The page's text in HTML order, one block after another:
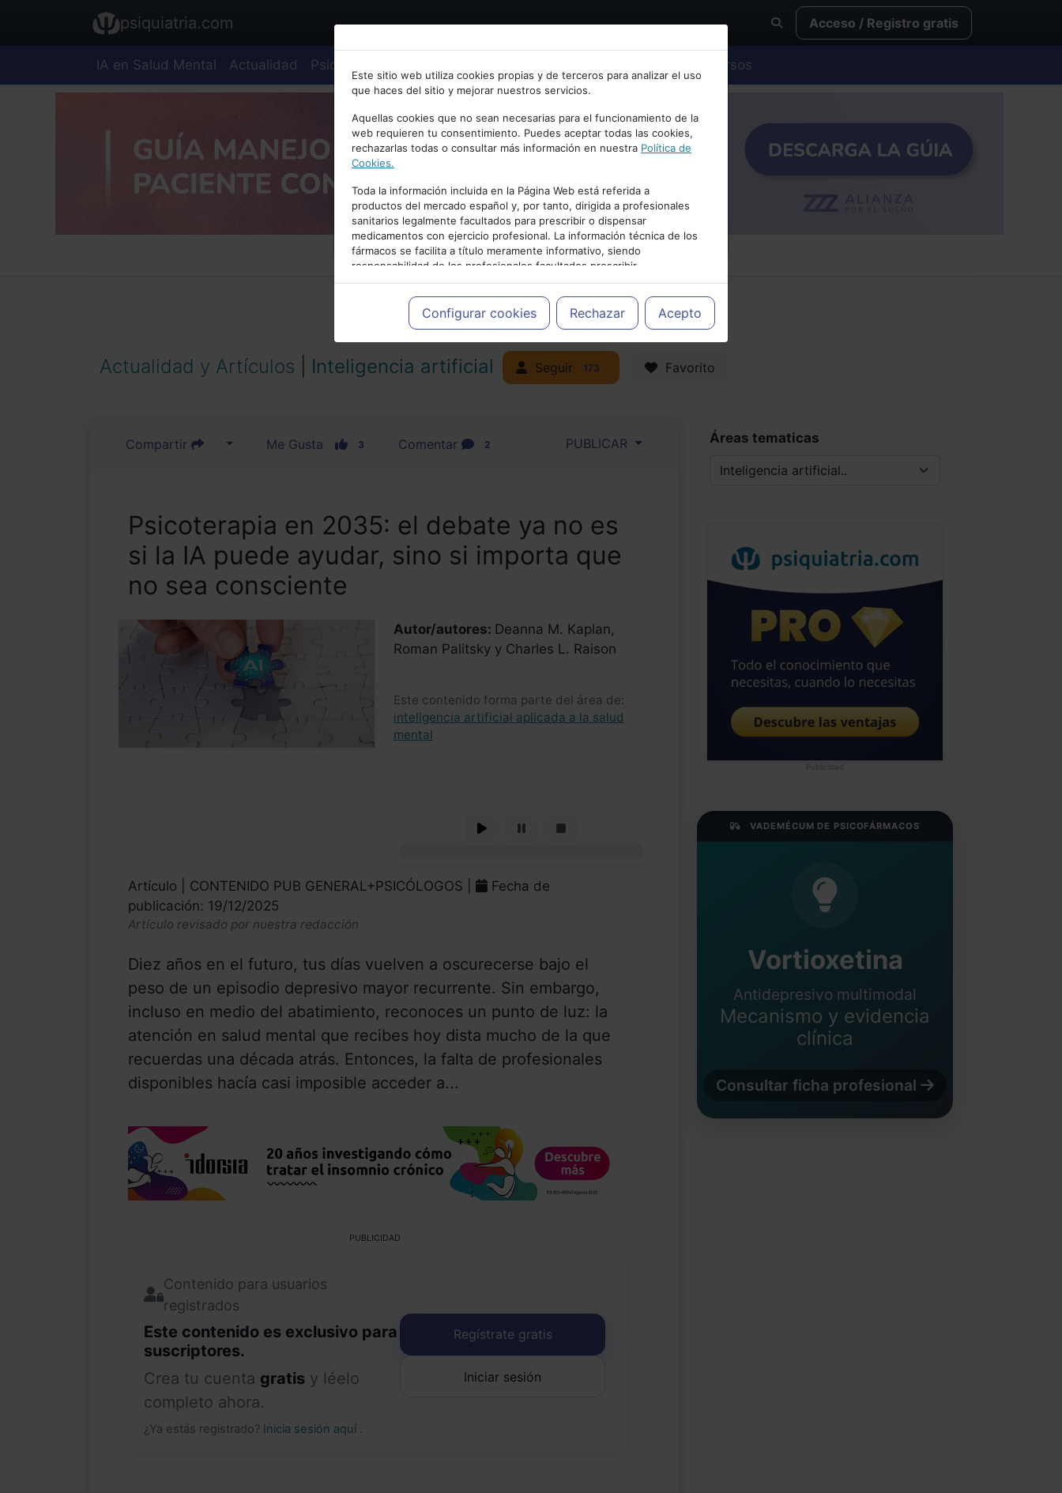
Bienvenid@ a psiquiatria.com
Escribe tu Email
Accede o regístrate con tu email.
Cancelar
psiquiatria.com Acceso / Registro gratis
IA en Salud Mental Actualidad Psiquiatría Cursos
Este sitio web utiliza cookies propias y de terceros para analizar el uso
que haces del sitio y mejorar nuestros servicios.
Aquellas cookies que no sean necesarias para el funcionamiento de la
web requieren tu consentimiento. Puedes aceptar todas las cookies,
rechazarlas todas o consultar más información en nuestra Política de
Cookies.
Toda la información incluida en la Página Web está referida a
productos del mercado español y, por tanto, dirigida a profesionales
sanitarios legalmente facultados para prescribir o dispensar
medicamentos con ejercicio profesional. La información técnica de los
fármacos se facilita a título meramente informativo, siendo
responsabilidad de los profesionales facultados prescribir
medicamentos y decidir, en cada caso concreto, el tratamiento más
adecuado a las necesidades del paciente.
Configurar cookies Rechazar Acepto
PUBLICIDAD
Actualidad y Artículos Inteligencia artificial Seguir 173 Favorito
Compartir Me Gusta 3 Comentar 2 PUBLICAR
Psicoterapia en 2035: el debate ya no es
si la IA puede ayudar, sino si importa que
no sea consciente
Autor/autores: Deanna M. Kaplan,
Roman Palitsky y Charles L. Raison
Este contenido forma parte del área de:
inteligencia artificial aplicada a la salud
mental
Artículo | CONTENIDO PUB GENERAL+PSICÓLOGOS |
Fecha de
publicación: 19/12/2025
Artículo revisado por nuestra redacción
Diez años en el futuro, tus días vuelven a oscurecerse bajo el
peso de un episodio depresivo mayor recurrente. Sin embargo,
incluso en medio del abatimiento, reconoces un punto de luz: la
atención en salud mental que recibes hoy dista mucho de la que
recuerdas una década atrás. Entonces, la falta de profesionales
disponibles hacía casi imposible acceder a...
PUBLICIDAD
Contenido para usuarios
registrados
Este contenido es exclusivo para
suscriptores.
Crea tu cuenta gratis y léelo
completo ahora.
¿Ya estás registrado? Inicia sesión aquí .
Regístrate gratis
Iniciar sesión
Áreas tematicas
Publicidad
VADEMÉCUM DE PSICOFÁRMACOS
Vortioxetina
Antidepresivo multimodal
Mecanismo y evidencia
clínica
Consultar ficha profesional